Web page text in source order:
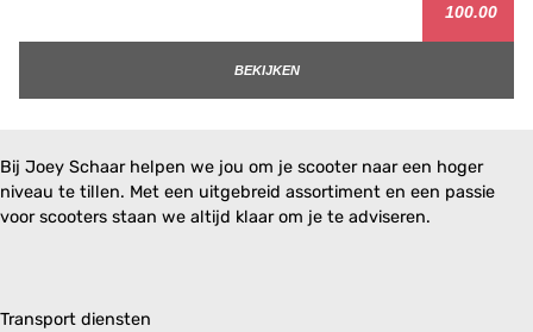
100.00
BEKIJKEN
Bij Joey Schaar helpen we jou om je scooter naar een hoger
niveau te tillen. Met een uitgebreid assortiment en een passie
voor scooters staan we altijd klaar om je te adviseren.
Transport diensten